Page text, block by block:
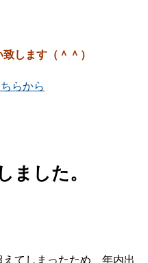
します（＾＾）
らから
ました。
てしまったため、年内出